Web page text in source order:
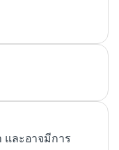
และอาจมีการ